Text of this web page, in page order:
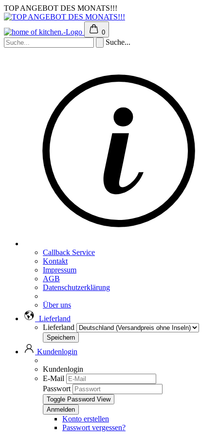
TOP ANGEBOT DES MONATS!!!
0
Suche...
Callback Service
Kontakt
Impressum
AGB
Datenschutzerklärung
Über uns
Lieferland
Lieferland
Kundenlogin
Kundenlogin
E-Mail
Passwort
Toggle Password View
Konto erstellen
Passwort vergessen?